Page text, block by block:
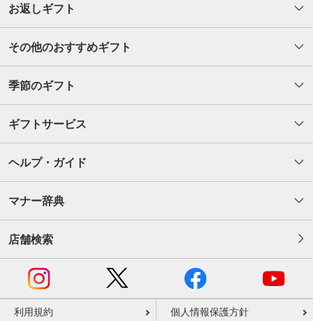
お返しギフト
その他のおすすめギフト
季節のギフト
ギフトサービス
ヘルプ・ガイド
マナー辞典
店舗検索
利用規約 個人情報保護方針